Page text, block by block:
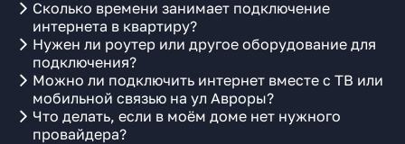
Сколько времени занимает подключение
интернета в квартиру?
Нужен ли роутер или другое оборудование для
подключения?
Можно ли подключить интернет вместе с ТВ или
мобильной связью на ул Авроры?
Что делать, если в моём доме нет нужного
провайдера?